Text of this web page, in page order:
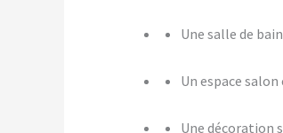
Une salle de
Un espace salon
Une décoration